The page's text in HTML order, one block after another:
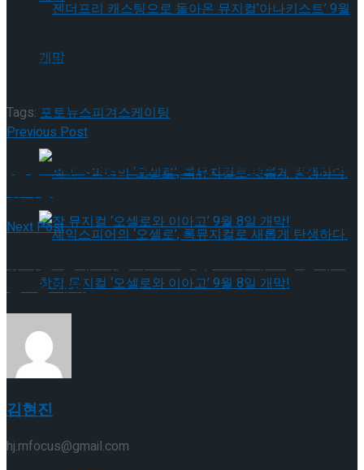
젠더프리 캐스팅으로 돌아온 뮤지컬’아나키스
트’ 9월 개막
셰익스피어의 ‘오셀로’, 록뮤지컬로 새롭게 탄생
하다.창작 뮤지컬 ‘오셀로와 이아고’ 9월 8일 개
막!
Trending Tags
젠더프리 캐스팅으로 돌아온 뮤지컬’아나키스
트’ 9월 개막
셰익스피어의 ‘오셀로’, 록뮤지컬로 새롭게 탄생
막!
윤서진(목일중)이 1월 8일 의정부 실내빙상장에서 열린 KB금
겨스케이팅 종합선수권대회)에서 영화 진주만 OST에 맞춘 프
Tags: 포토뉴스피겨스케이팅
Previous Post
[현장스케치] 빙판 위에 나타난 푸른빛의 물랑루즈,
Next Post
뮤지컬 ‘빨래’ 박은미→조상웅, 호화 캐스팅 공개 2
월 9일 개막
김현진
hj.mfocus@gmail.com